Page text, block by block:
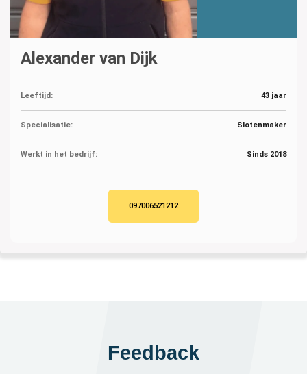
Alexander van Dijk
Leeftijd: 43 jaar
Specialisatie: Slotenmaker
Werkt in het bedrijf: Sinds 2018
097006521212
Feedback